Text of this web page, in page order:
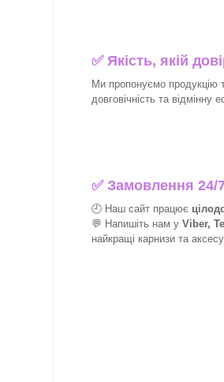
✅Якість, якій
Ми пропонуємо продукцію
довговічність та відмінну
✅Замовлення 24/
🕘 Наш сайт працює
💬 Напишіть нам у Viber,
найкращі карнизи та